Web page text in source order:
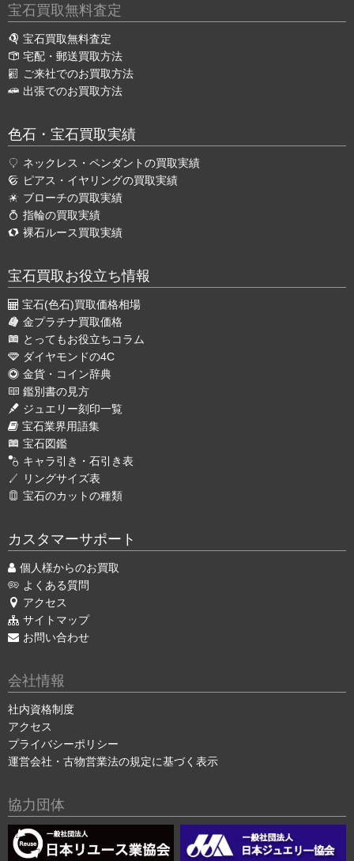
宝石買取無料査定
宝石買取無料査定
宅配・郵送買取方法
ご来社でのお買取方法
出張でのお買取方法
色石・宝石買取実績
ネックレス・ペンダントの買取実績
ピアス・イヤリングの買取実績
ブローチの買取実績
指輪の買取実績
裸石ルース買取実績
宝石買取お役立ち情報
宝石(色石)買取価格相場
金プラチナ買取価格
とってもお役立ちコラム
ダイヤモンドの4C
金貨・コイン辞典
鑑別書の見方
ジュエリー刻印一覧
宝石業界用語集
宝石図鑑
キャラ引き・石引き表
リングサイズ表
宝石のカットの種類
カスタマーサポート
個人様からのお買取
よくある質問
アクセス
サイトマップ
お問い合わせ
会社情報
社内資格制度
アクセス
プライバシーポリシー
運営会社・古物営業法の規定に基づく表示
協力団体